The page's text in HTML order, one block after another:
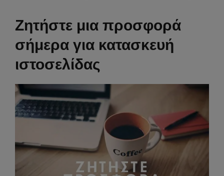
Ζητήστε μια προσφορά
σήμερα για κατασκευή
ιστοσελίδας